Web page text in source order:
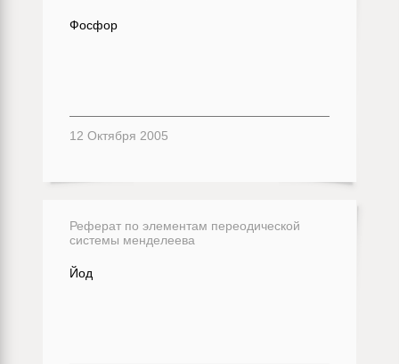
Фосфор
12 Октября 2005
Реферат по элементам переодической
системы менделеева
Йод